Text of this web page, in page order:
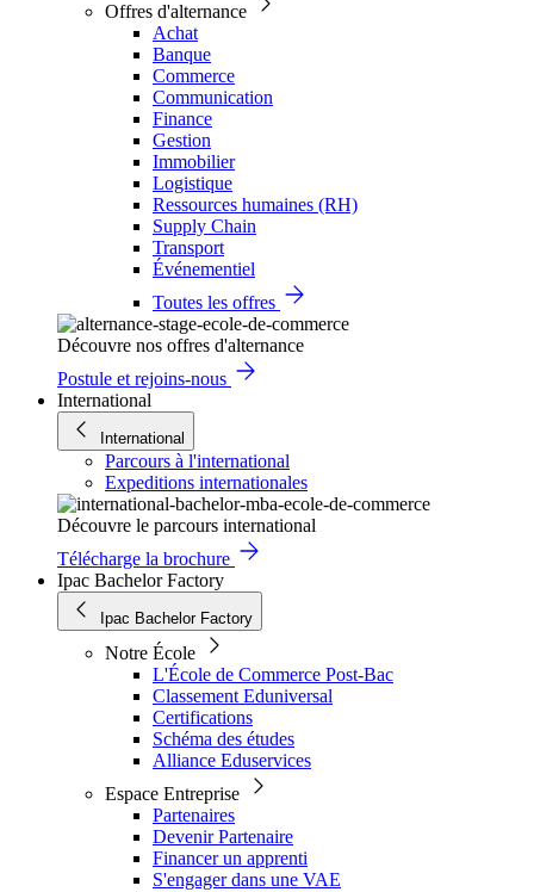
Offres d'alternance
Achat
Banque
Commerce
Communication
Finance
Gestion
Immobilier
Logistique
Ressources humaines (RH)
Supply Chain
Transport
Événementiel
Toutes les offres
Découvre nos offres d'alternance
Postule et rejoins-nous
International
International
Parcours à l'international
Expeditions internationales
Découvre le parcours international
Télécharge la brochure
Ipac Bachelor Factory
Ipac Bachelor Factory
Notre École
L'École de Commerce Post-Bac
Classement Eduniversal
Certifications
Schéma des études
Alliance Eduservices
Espace Entreprise
Partenaires
Devenir Partenaire
Financer un apprenti
S'engager dans une VAE